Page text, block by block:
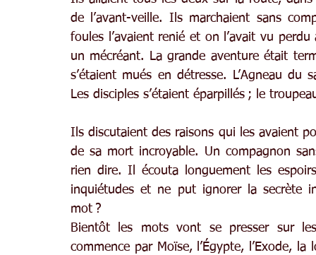
de l’avant-veille. Ils marchaient sans
foules l’avaient renié et on l’avait vu
un mécréant. La grande aventure était
s’étaient mués en détresse. L’Agneau du
Les disciples s’étaient éparpillés ; le
Ils discutaient des raisons qui les avaient
de sa mort incroyable. Un compagnon
rien dire. Il écouta longuement les
inquiétudes et ne put ignorer la secrète
mot ?
Bientôt les mots vont se presser sur
commence par Moïse, l’Égypte, l’Exode,